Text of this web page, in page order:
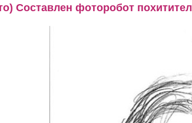
Составлен фоторобот